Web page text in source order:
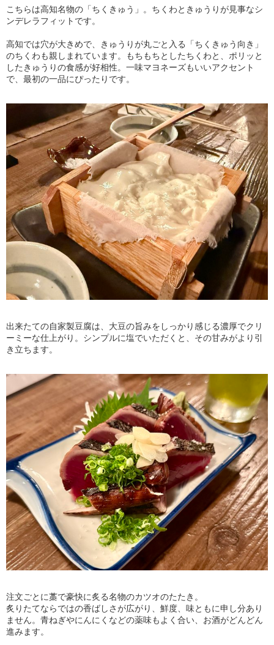
こちらは高知名物の「ちくきゅう」。ちくわときゅうりが見事なシ
ンデレラフィットです。
高知では穴が大きめで、きゅうりが丸ごと入る「ちくきゅう向き」
のちくわも親しまれています。もちもちとしたちくわと、ポリッと
したきゅうりの食感が好相性。一味マヨネーズもいいアクセント
で、最初の一品にぴったりです。
出来たての自家製豆腐は、大豆の旨みをしっかり感じる濃厚でクリ
ーミーな仕上がり。シンプルに塩でいただくと、その甘みがより引
き立ちます。
注文ごとに藁で豪快に炙る名物のカツオのたたき。
炙りたてならではの香ばしさが広がり、鮮度、味ともに申し分あり
ません。青ねぎやにんにくなどの薬味もよく合い、お酒がどんどん
進みます。